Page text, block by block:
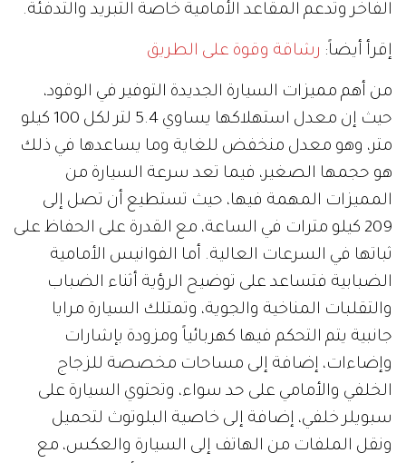
الفاخر وتدعم المقاعد الأمامية خاصة التبريد والتدفئة.
إقرأ أيضاً: رشاقة وقوة على الطريق
من أهم مميزات السيارة الجديدة التوفير في الوقود،
حيث إن معدل استهلاكها يساوي 5.4 لتر لكل 100 كيلو
متر، وهو معدل منخفض للغاية وما يساعدها في ذلك
هو حجمها الصغير، فيما تعد سرعة السيارة من
المميزات المهمة فيها، حيث تستطيع أن تصل إلى
209 كيلو مترات في الساعة، مع القدرة على الحفاظ على
ثباتها في السرعات العالية. أما الفوانيس الأمامية
الضبابية فتساعد على توضيح الرؤية أثناء الضباب
والتقلبات المناخية والجوية، وتمتلك السيارة مرايا
جانبية يتم التحكم فيها كهربائياً ومزودة بإشارات
وإضاءات، إضافة إلى مساحات مخصصة للزجاج
الخلفي والأمامي على حد سواء، وتحتوي السيارة على
سبويلر خلفي، إضافة إلى خاصية البلوتوث لتحميل
ونقل الملفات من الهاتف إلى السيارة والعكس، مع